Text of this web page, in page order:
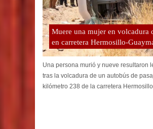
Muere una mujer en volcadura
en carretera Hermosillo-
Una persona murió y nueve resultaron
tras la volcadura de un autobús de
kilómetro 238 de la carretera